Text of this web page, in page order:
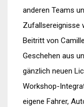
anderen Teams
Zufallsereignisse
Beitritt von
Geschehen aus
gänzlich neuen
Workshop-
eigene Fahrer,